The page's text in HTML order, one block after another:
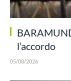
l’accordo
05/08/2026